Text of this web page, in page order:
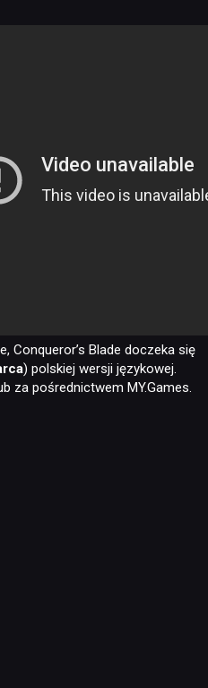
Conqueror’s Blade doczeka się
) polskiej wersji językowej.
za pośrednictwem MY.Games.